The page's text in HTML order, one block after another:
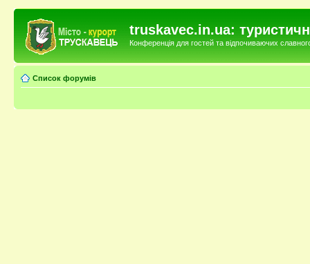
truskavec.in.ua:
Конференція для гостей та відпочиваючих
Список форумів